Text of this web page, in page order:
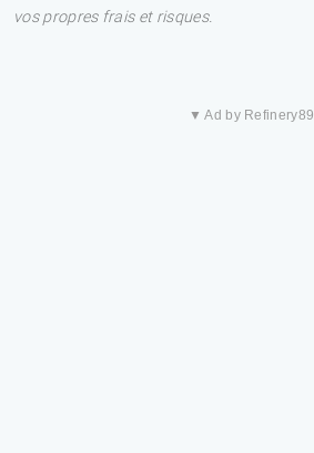
vos propres frais et risques.
▼ Ad by Refinery89